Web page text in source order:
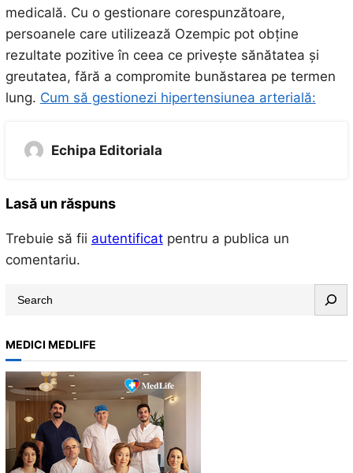
medicală. Cu o gestionare corespunzătoare,
persoanele care utilizează Ozempic pot obține
rezultate pozitive în ceea ce privește sănătatea și
greutatea, fără a compromite bunăstarea pe termen
lung. Cum să gestionezi hipertensiunea arterială:
Echipa Editoriala
Lasă un răspuns
Trebuie să fii autentificatpentru a publica un
comentariu.
r
c
h
MEDICI MEDLIFE